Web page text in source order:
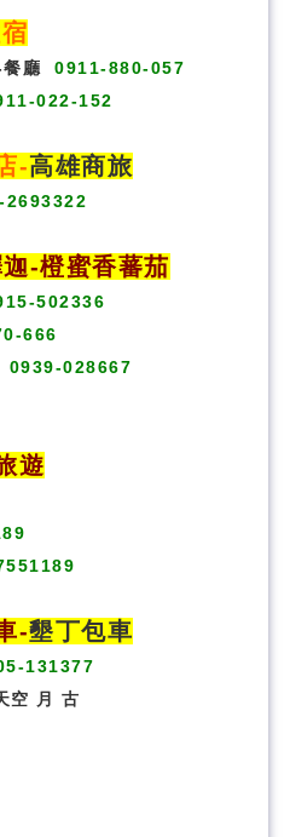
餐廳
0911-880-057
022-152
-高雄商旅
2693322
-橙蜜香蕃茄
502336
666
0939-028667
遊
-墾丁包車
131377
空 月 古